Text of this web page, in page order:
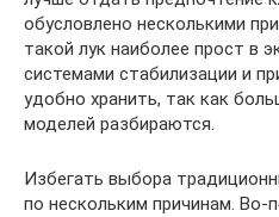
обусловлено несколькими
такой лук наиболее прост в
системами стабилизации и
удобно хранить, так как
моделей разбираются.
Избегать выбора
по нескольким причинам. Во-